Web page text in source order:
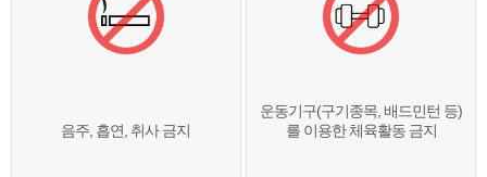
음주, 흡연, 취사 금지
운동기구(구기종목, 배드민턴 등)
를 이용한 체육활동 금지